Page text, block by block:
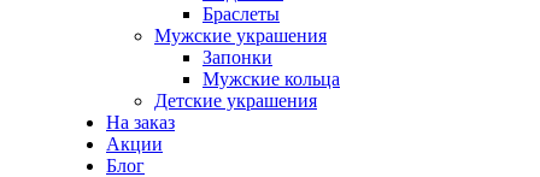
Браслеты
Мужские украшения
Запонки
Мужские кольца
Детские украшения
На заказ
Акции
Блог